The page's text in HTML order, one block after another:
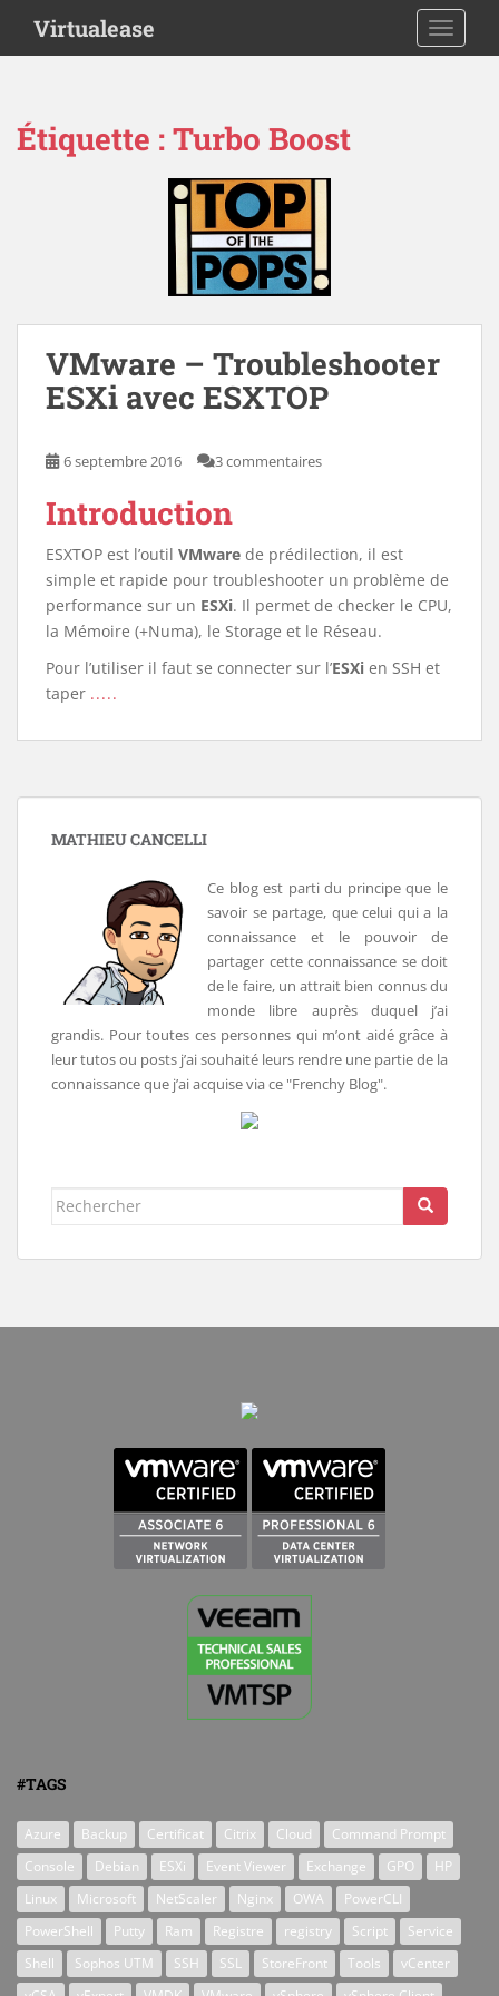
i
Virtualease
Étiquette :Turbo Boost
VMware – Troubleshooter
ESXi avec ESXTOP
6 septembre 2016 3 commentaires
Introduction
ESXTOP est l’outil VMware de prédilection, il est
simple et rapide pour troubleshooter un problème de
performance sur un ESXi. Il permet de checker le CPU,
la Mémoire (+Numa), le Storage et le Réseau.
Pour l’utiliser il faut se connecter sur l’ESXi en SSH et
taper .....
MATHIEU CANCELLI
Ce blog est parti du principe que le
savoir se partage, que celui qui a la
connaissance et le pouvoir de
partager cette connaissance se doit
de le faire, un attrait bien connus du
monde libre auprès duquel j’ai
grandis. Pour toutes ces personnes qui m’ont aidé grâce à
leur tutos ou posts j’ai souhaité leurs rendre une partie de la
connaissance que j’ai acquise via ce "Frenchy Blog".
Rechercher...
#TAGS
Azure Backup Certificat Citrix Cloud
Command Prompt
Console
Debian ESXi Event Viewer Exchange GPO
HP
Linux
Microsoft NetScaler Nginx OWA
PowerCLI
PowerShell
Putty Ram Registre registry Script
Service
Shell
Sophos UTM SSH SSL StoreFront Tools
vCenter